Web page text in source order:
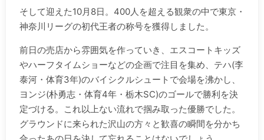
そして迎えた10月8日。400人を超える観衆の中で東京・
神奈川リーグの初代王者の称号を獲得しました。
前日の売店から雰囲気を作っていき、エスコートキッズ
やハーフタイムショーなどの企画で注目を集め、テハ(李
泰河・体育3年)のバイシクルシュートで会場を沸かし、
ヨンジ(朴勇志・体育4年・栃木SC)のゴールで勝利を決
定づける。これ以上ない流れで掴み取った優勝でした。
グラウンドに来られた沢山の方々と歓喜の瞬間を分かち